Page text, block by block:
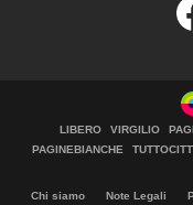
LIBERO VIRGILIO
PAGINEBIANCHE
Chi siamo Note Legali